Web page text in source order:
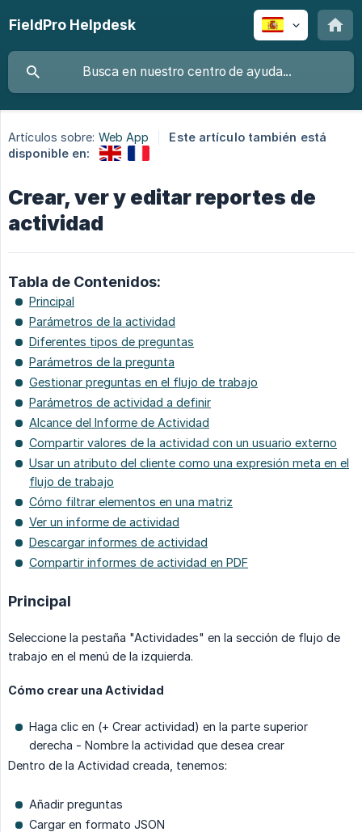
FieldPro Helpdesk
Artículos sobre: Web App
Este artículo también está
disponible en:
Crear, ver y editar reportes de
actividad
Tabla de Contenidos:
Principal
Parámetros de la actividad
Diferentes tipos de preguntas
Parámetros de la pregunta
Gestionar preguntas en el flujo de trabajo
Parámetros de actividad a definir
Alcance del Informe de Actividad
Compartir valores de la actividad con un usuario externo
Usar un atributo del cliente como una expresión meta en el
flujo de trabajo
Cómo filtrar elementos en una matriz
Ver un informe de actividad
Descargar informes de actividad
Compartir informes de actividad en PDF
Principal
Seleccione la pestaña "Actividades" en la sección de flujo de
trabajo en el menú de la izquierda.
Cómo crear una Actividad
Haga clic en (+ Crear actividad) en la parte superior
derecha - Nombre la actividad que desea crear
Dentro de la Actividad creada, tenemos:
Añadir preguntas
Cargar en formato JSON